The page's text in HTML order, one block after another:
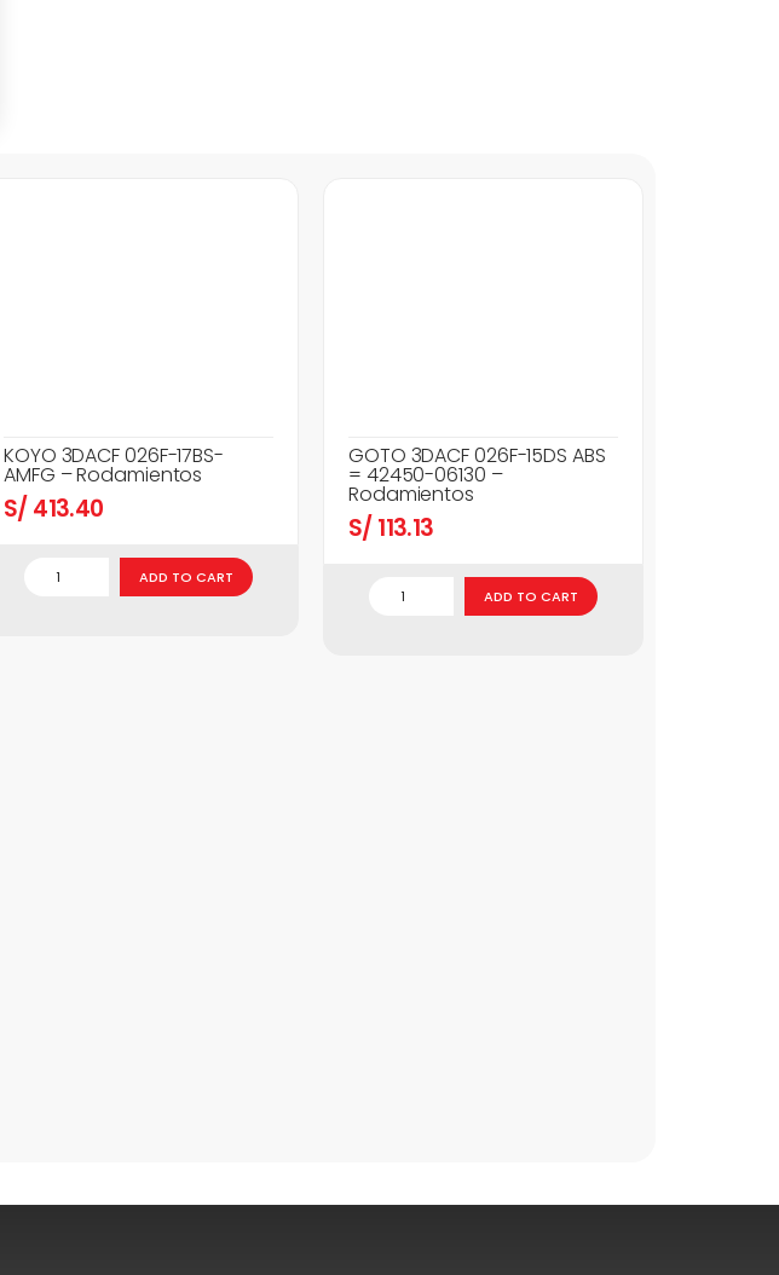
KOYO 3DACF 026F-17BS-
AMFG – Rodamientos
S/ 413.40
ADD TO CART
GOTO 3DACF 026F-15DS ABS
= 42450-06130 –
Rodamientos
S/ 113.13
ADD TO CART